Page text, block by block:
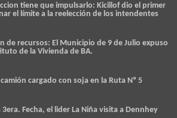
tiene que impulsarlo: Kicillof dio el primer
el límite a la reelección de los intendentes
de recursos: El Municipio de 9 de Julio expuso
de la Vivienda de BA.
cargado con soja en la Ruta Nº 5
Fecha, el lider La Niña visita a Dennhey